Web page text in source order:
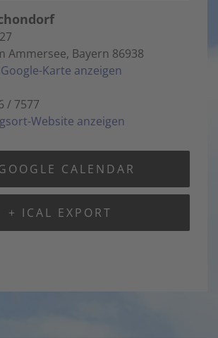
Ammersee, Bayern 86938
Google-Karte anzeigen
/ 7577
Website anzeigen
CALENDAR
+ ICAL EXPORT